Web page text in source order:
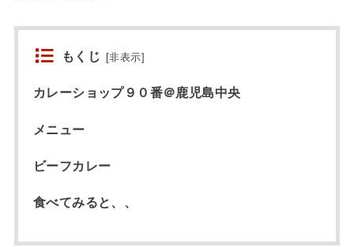
もくじ [非表示]
カレーショップ９０番＠鹿児島中央
メニュー
ビーフカレー
食べてみると、、